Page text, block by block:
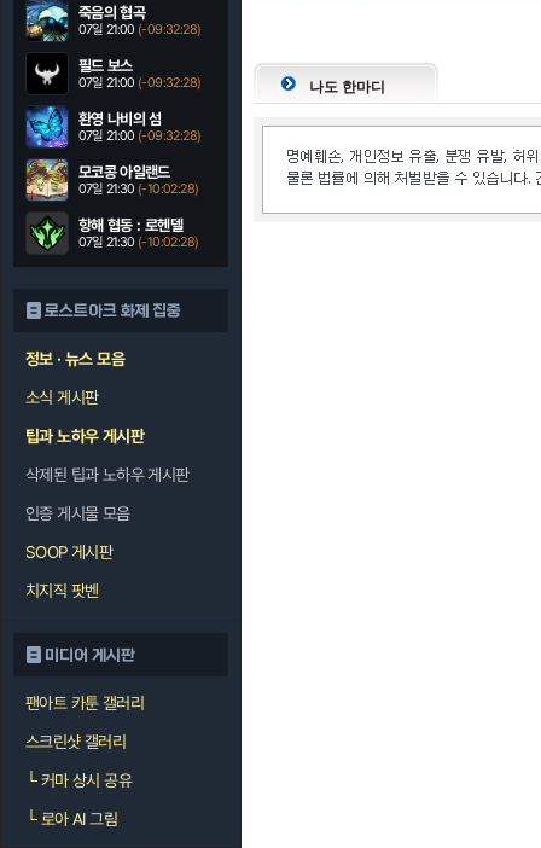
죽음의 협곡
07일 21:00 (-09:32:27)
필드 보스
07일 21:00 (-09:32:27)
환영 나비의 섬
07일 21:00 (-09:32:27)
모코콩 아일랜드
07일 21:30 (-10:02:27)
항해 협동 : 로헨델
07일 21:30 (-10:02:27)
로스트아크 화제 집중
정보 · 뉴스 모음
소식 게시판
팁과 노하우 게시판
삭제된 팁과 노하우 게시판
인증 게시물 모음
SOOP 게시판
치지직 팟벤
미디어 게시판
팬아트 카툰 갤러리
스크린샷 갤러리
└커마 상시 공유
└로아 AI 그림
나도 한마디